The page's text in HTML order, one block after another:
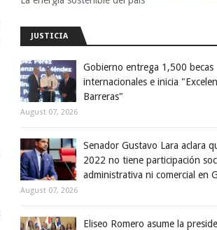
JUSTICIA
Gobierno entrega 1,500 becas
internacionales e inicia
Barreras"
August 07, 2026
Senador Gustavo Lara aclara
2022 no tiene participación
administrativa ni comercial en
August 07, 2026
Eliseo Romero asume la